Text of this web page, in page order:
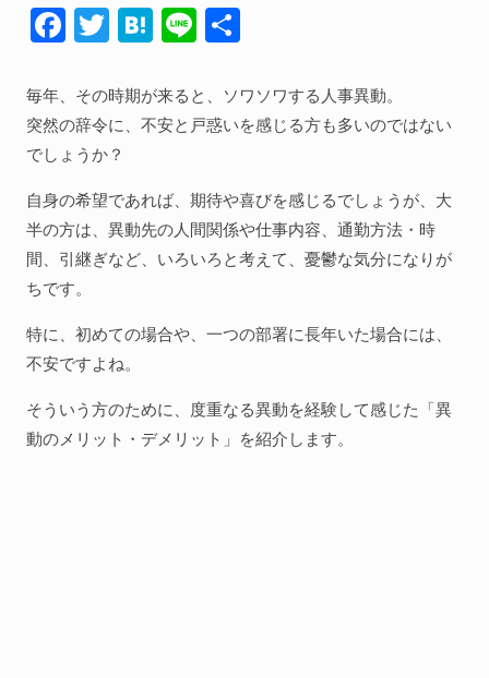
衣食住
生き方
気づき
社会
Webその他
F
e
b
o
o
k
T
itt
er
H
e
n
Li
e
毎年、その時期が来ると、ソワソワする人事異動。
突然の辞令に、不安と戸惑いを感じる方も多いのではない
でしょうか？
自身の希望であれば、期待や喜びを感じるでしょうが、大
半の方は、異動先の人間関係や仕事内容、通勤方法・時
間、引継ぎなど、いろいろと考えて、憂鬱な気分になりが
ちです。
特に、初めての場合や、一つの部署に長年いた場合には、
不安ですよね。
そういう方のために、度重なる異動を経験して感じた「異
動のメリット・デメリット」を紹介します。